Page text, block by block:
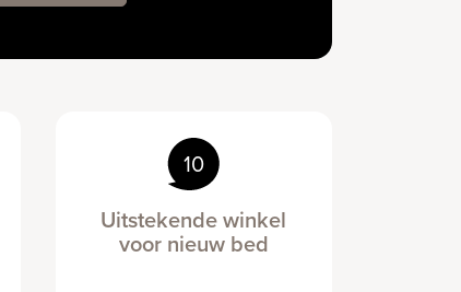
10
Uitstekende winkel
voor nieuw bed